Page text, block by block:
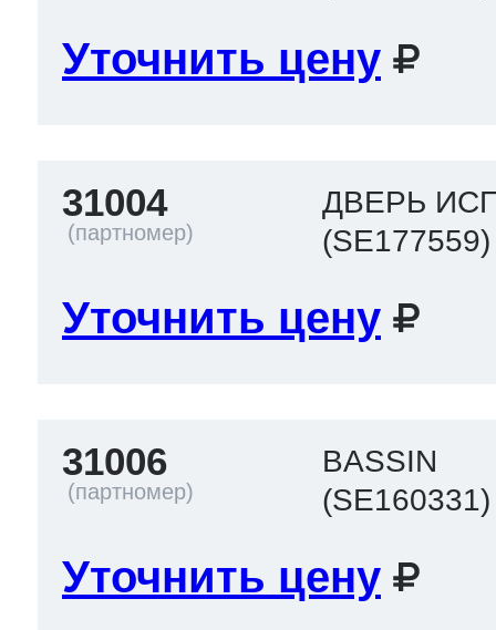
Уточнить цену
31004
ДВЕРЬ
(SE177559)
Уточнить цену
31006
BASSIN
(SE160331)
Уточнить цену